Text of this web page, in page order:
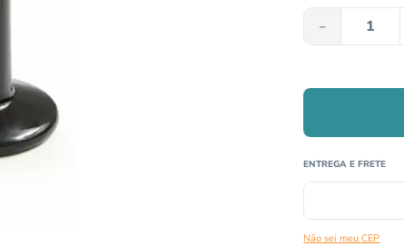
－
Não sei meu CEP
cobra